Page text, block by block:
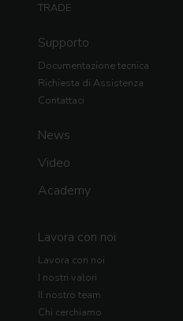
TRADE
Supporto
Documentazione tecnica
Richiesta di Assistenza
Contattaci
News
Video
Academy
Lavora con noi
Lavora con noi
I nostri valori
Il nostro team
Chi cerchiamo